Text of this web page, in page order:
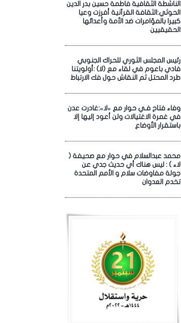
الناشطة الثقافية فاطمة حسين بدر الدين
الحوثي:الثقافة القرآنية أفرزت وعيا
كبيرا بالمؤامرات ضد الأمة وأعدائها
الحقيقيين
رئيس المجلس الثوري للحراك الجنوبي
فادي باعوم في لقاء مع (لا) :أولويتنا
طرد المحتل ثم النقاش حول فك الارتباط
وفاء فتاح فـي حوار مع «لا»:غادرت عدن
في غمرة الاغتيالات ولن أعود إليها إلا
باستقرار الأوضاع
محمد عبدالسلام في حوار مع صحيفة (
لاء ) : ليس هناك أي حديث جدي عن
جولة مفاوضات سلام و الأمم المتحدة
تخدم العدوان